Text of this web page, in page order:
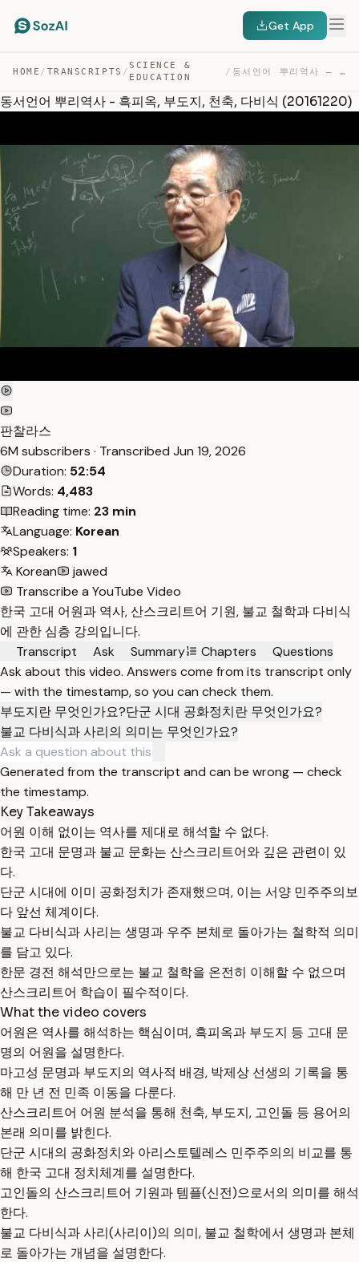
Get App
HOME / TRANSCRIPTS /
SCIENCE &
EDUCATION
/ 동서언어 뿌리역사 – 흑피옥, 부도지, 천축, 다비식 (20161220) — TRANSCRIPT
동서언어 뿌리역사 - 흑피옥, 부도지, 천축, 다비식 (20161220)
판찰라스
6M subscribers · Transcribed Jun 19, 2026
Duration: 52:54
Words: 4,483
Reading time: 23 min
Language: Korean
Speakers: 1
Korean
jawed
Transcribe a YouTube Video
한국 고대 어원과 역사, 산스크리트어 기원, 불교 철학과 다비식
에 관한 심층 강의입니다.
Transcript
Ask Summary Chapters
Questions
Ask about this video. Answers come from its transcript only
— with the timestamp, so you can check them.
부도지란 무엇인가요?단군 시대 공화정치란 무엇인가요?
불교 다비식과 사리의 의미는 무엇인가요?
Generated from the transcript and can be wrong — check
the timestamp.
Key Takeaways
어원 이해 없이는 역사를 제대로 해석할 수 없다.
한국 고대 문명과 불교 문화는 산스크리트어와 깊은 관련이 있
다.
단군 시대에 이미 공화정치가 존재했으며, 이는 서양 민주주의보
다 앞선 체계이다.
불교 다비식과 사리는 생명과 우주 본체로 돌아가는 철학적 의미
를 담고 있다.
한문 경전 해석만으로는 불교 철학을 온전히 이해할 수 없으며
산스크리트어 학습이 필수적이다.
What the video covers
어원은 역사를 해석하는 핵심이며, 흑피옥과 부도지 등 고대 문
명의 어원을 설명한다.
마고성 문명과 부도지의 역사적 배경, 박제상 선생의 기록을 통
해 만 년 전 민족 이동을 다룬다.
산스크리트어 어원 분석을 통해 천축, 부도지, 고인돌 등 용어의
본래 의미를 밝힌다.
단군 시대의 공화정치와 아리스토텔레스 민주주의의 비교를 통
해 한국 고대 정치체계를 설명한다.
고인돌의 산스크리트어 기원과 템플(신전)으로서의 의미를 해석
한다.
불교 다비식과 사리(사리이)의 의미, 불교 철학에서 생명과 본체
로 돌아가는 개념을 설명한다.